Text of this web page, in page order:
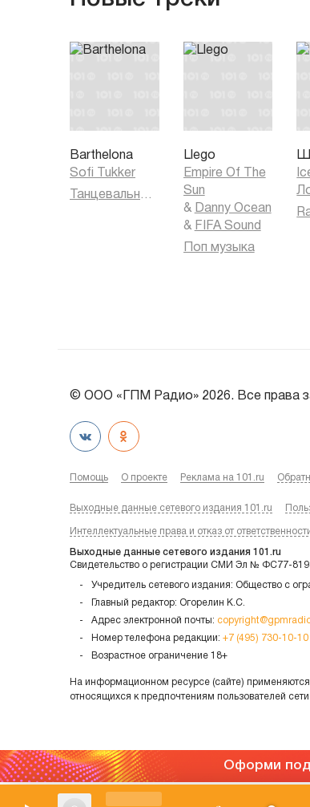
Barthelona
Sofi Tukker
Llego
Empire Of The
Sun
& Danny Ocean
& FIFA Sound
Поп музыка
© ООО «ГПМ Радио» 2026. Все права
Помощь О проекте Реклама на 101.ru
Выходные данные сетевого издания 101.ru
Интеллектуальные права и отказ от ответственности
Выходные данные сетевого издания 101.ru
Свидетельство о регистрации СМИ Эл № ФС77-
Учредитель сетевого издания: Общество с
Главный редактор: Огорелин К.С.
Адрес электронной почты:
Номер телефона редакции: +7 (495) 730-10-10
Возрастное ограничение 18+
На информационном ресурсе (сайте)
относящихся к предпочтениям пользователей
Оформи